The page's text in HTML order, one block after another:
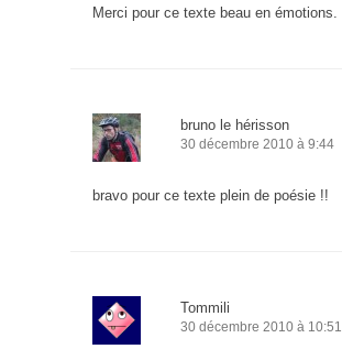
Merci pour ce texte beau en émotions.
bruno le hérisson
30 décembre 2010 à 9:44
bravo pour ce texte plein de poésie !!
Tommili
30 décembre 2010 à 10:51